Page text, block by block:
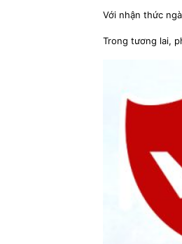
Với nhận thức
Trong tương lai,